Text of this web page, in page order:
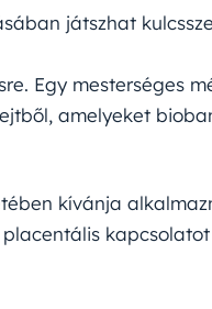
játszhat
Egy mesterséges
amelyeket
kívánja